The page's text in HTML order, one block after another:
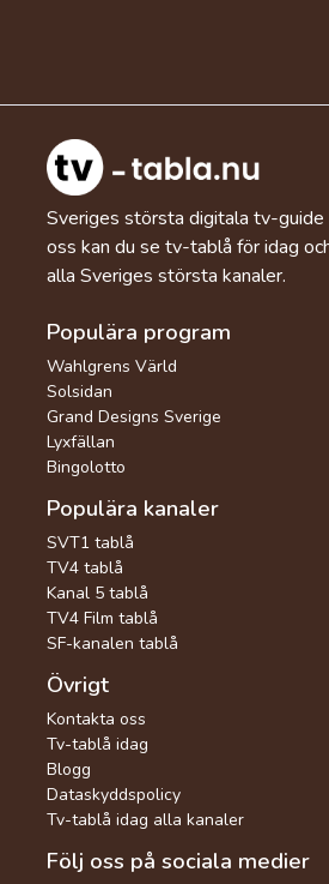
Sveriges största digitala tv-
oss kan du se tv-tablå för idag
alla Sveriges största kanaler.
Populära program
Wahlgrens Värld
Solsidan
Grand Designs Sverige
Lyxfällan
Bingolotto
Populära kanaler
SVT1 tablå
TV4 tablå
Kanal 5 tablå
TV4 Film tablå
SF-kanalen tablå
Övrigt
Kontakta oss
Tv-tablå idag
Blogg
Dataskyddspolicy
Tv-tablå idag alla kanaler
Följ oss på sociala medier